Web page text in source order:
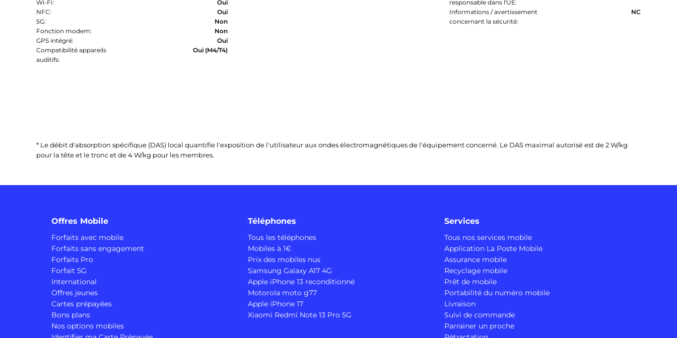
Wi-Fi:
Oui
NFC:
Oui
5G:
Non
Fonction modem:
Non
GPS intégré:
Oui
Compatibilité appareils
auditifs:
Oui (M4/T4)
responsable dans l'UE:
Informations / avertissement
concernant la sécurité:
NC
* Le débit d'absorption spécifique (DAS) local quantifie l'exposition de l'utilisateur aux ondes électromagnétiques de l'équipement concerné. Le DAS maximal autorisé est de 2 W/kg
pour la tête et le tronc et de 4 W/kg pour les membres.
Offres Mobile
Forfaits avec mobile
Forfaits sans engagement
Forfaits Pro
Forfait 5G
International
Offres jeunes
Cartes prépayées
Bons plans
Nos options mobiles
Téléphones
Tous les téléphones
Mobiles à 1€
Prix des mobiles nus
Samsung Galaxy A17 4G
Apple iPhone 13 reconditionné
Motorola moto g77
Apple iPhone 17
Xiaomi Redmi Note 13 Pro 5G
Services
Tous nos services mobile
Application La Poste Mobile
Assurance mobile
Recyclage mobile
Prêt de mobile
Portabilité du numéro mobile
Livraison
Suivi de commande
Parrainer un proche